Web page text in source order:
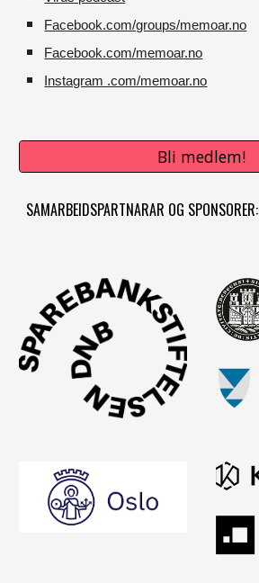
Facebook.com/groups/memoar.no
Facebook.com/memoar.no
Instagram .com/memoar.no
Bli medlem!
SAMARBEIDSPARTNARAR OG SPONSORER: